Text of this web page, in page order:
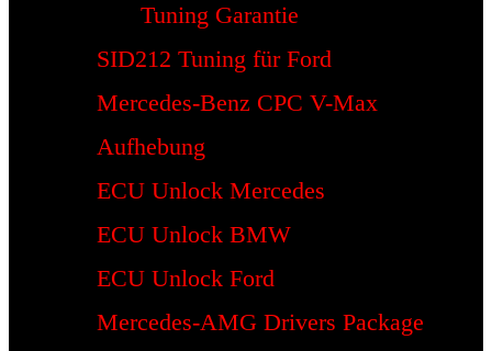
Tuning Garantie
SID212 Tuning für Ford
Mercedes-Benz CPC V-Max
Aufhebung
ECU Unlock Mercedes
ECU Unlock BMW
ECU Unlock Ford
Mercedes-AMG Drivers Package